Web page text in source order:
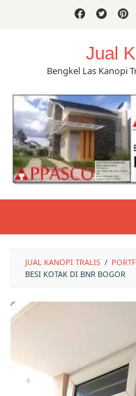
Jual
Bengkel Las Kanopi
JUAL KANOPI TRALIS /
BESI KOTAK DI BNR BOGOR